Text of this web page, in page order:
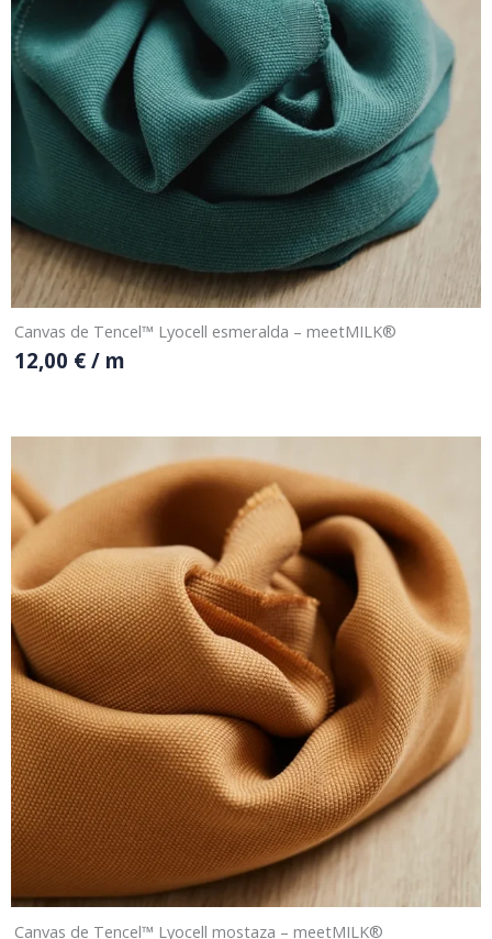
Canvas de Tencel™ Lyocell esmeralda – meetMILK®
12,00 €/ m
Canvas de Tencel™ Lyocell mostaza – meetMILK®